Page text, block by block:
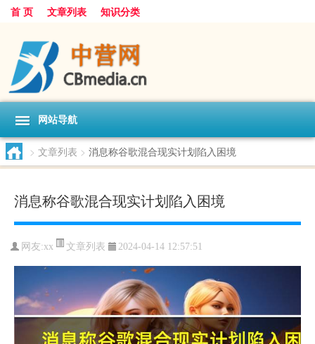
首 页 文章列表 知识分类
网站导航
> 文章列表 > 消息称谷歌混合现实计划陷入困境
消息称谷歌混合现实计划陷入困境
网友:xx 文章列表 2024-04-14 12:57:51